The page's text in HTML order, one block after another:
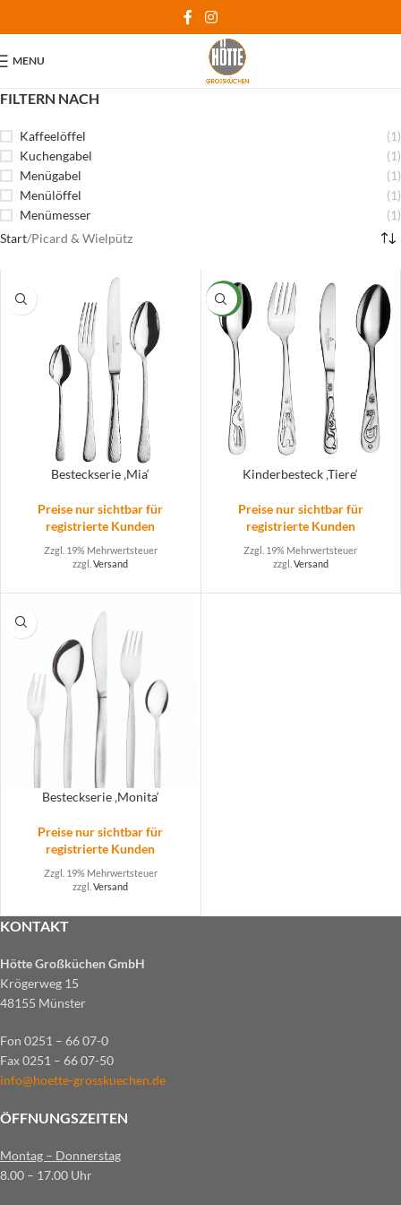
MENU
FILTERN NACH
Kaffeelöffel
(1)
Kuchengabel
(1)
Menügabel
(1)
Menülöffel
(1)
Menümesser
(1)
Start Picard & Wielpütz
Besteckserie ‚Mia‘
Preise nur sichtbar für
registrierte Kunden
Zzgl. 19% Mehrwertsteuer
zzgl.Versand
NEW
Kinderbesteck ‚Tiere‘
Preise nur sichtbar für
registrierte Kunden
Zzgl. 19% Mehrwertsteuer
zzgl. Versand
Besteckserie ‚Monita‘
Preise nur sichtbar für
registrierte Kunden
Zzgl. 19% Mehrwertsteuer
zzgl.Versand
KONTAKT
Hötte Großküchen GmbH
Krögerweg 15
48155 Münster
Fon 0251 – 66 07-0
Fax 0251 – 66 07-50
info@hoette-grosskuechen.de
ÖFFNUNGSZEITEN
Montag – Donnerstag
8.00 – 17.00 Uhr